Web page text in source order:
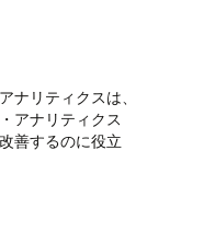
リティクスは、
アナリティクス
善するのに役立